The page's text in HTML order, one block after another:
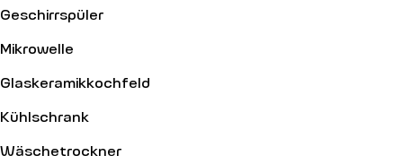
Geschirrspüler
Mikrowelle
Glaskeramikkochfeld
Kühlschrank
Wäschetrockner